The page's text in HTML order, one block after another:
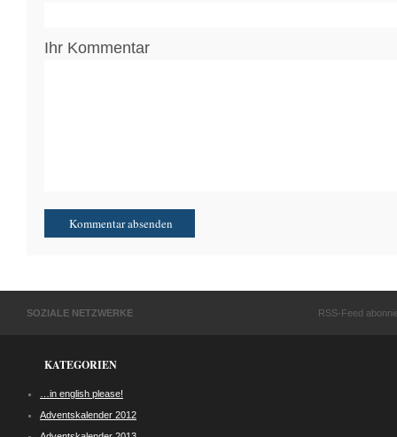
Ihr Kommentar
SOZIALE NETZWERKE RSS-Feed
KATEGORIEN
…in english please!
Adventskalender 2012